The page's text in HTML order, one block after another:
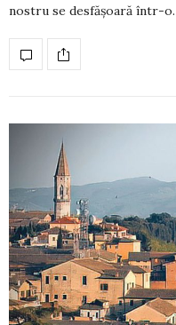
nostru se desfășoară într-